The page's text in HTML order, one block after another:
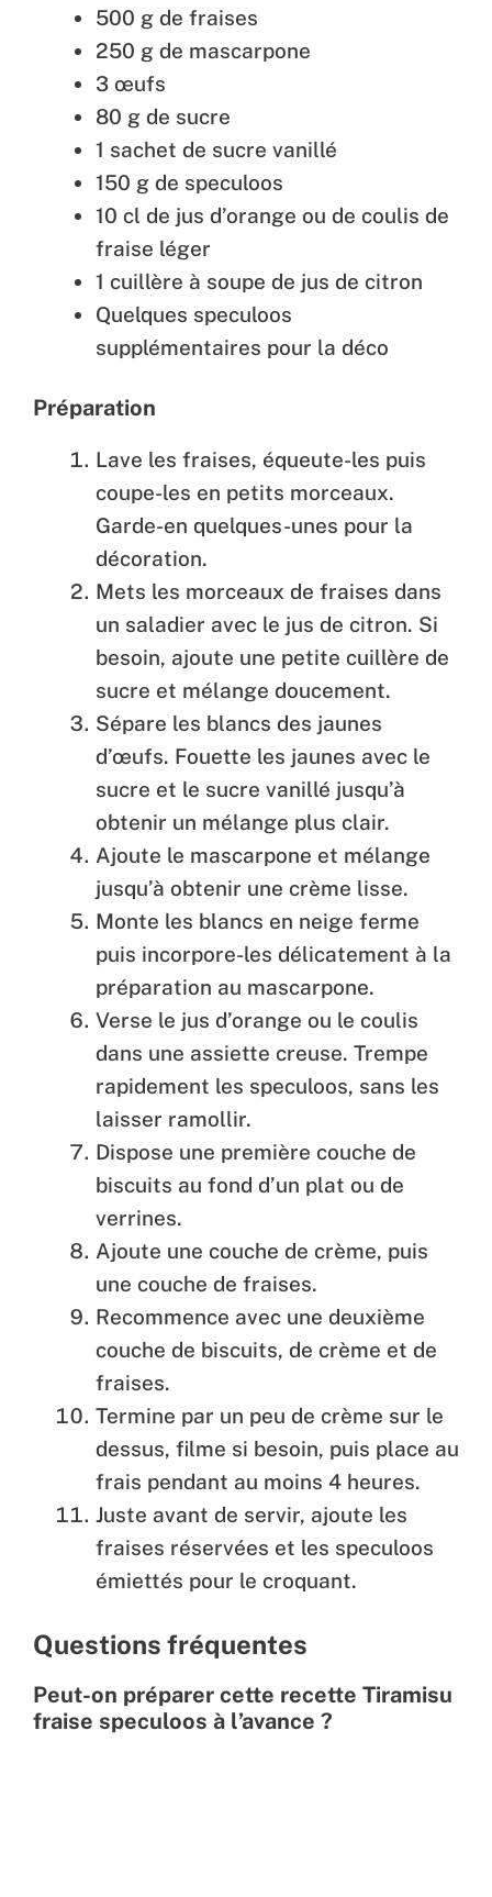
500 g de fraises
250 g de mascarpone
3 œufs
80 g de sucre
1 sachet de sucre vanillé
150 g de speculoos
10 cl de jus d’orange ou de coulis de
fraise léger
1 cuillère à soupe de jus de citron
Quelques speculoos
supplémentaires pour la déco
Préparation
Lave les fraises, équeute-les puis
coupe-les en petits morceaux.
Garde-en quelques-unes pour la
décoration.
Mets les morceaux de fraises dans
un saladier avec le jus de citron. Si
besoin, ajoute une petite cuillère de
sucre et mélange doucement.
Sépare les blancs des jaunes
d’œufs. Fouette les jaunes avec le
sucre et le sucre vanillé jusqu’à
obtenir un mélange plus clair.
Ajoute le mascarpone et mélange
jusqu’à obtenir une crème lisse.
Monte les blancs en neige ferme
puis incorpore-les délicatement à la
préparation au mascarpone.
Verse le jus d’orange ou le coulis
dans une assiette creuse. Trempe
rapidement les speculoos, sans les
laisser ramollir.
Dispose une première couche de
biscuits au fond d’un plat ou de
verrines.
Ajoute une couche de crème, puis
une couche de fraises.
Recommence avec une deuxième
couche de biscuits, de crème et de
fraises.
Termine par un peu de crème sur le
dessus, filme si besoin, puis place au
frais pendant au moins 4 heures.
Juste avant de servir, ajoute les
fraises réservées et les speculoos
émiettés pour le croquant.
Questions fréquentes
Peut-on préparer cette recette Tiramisu
fraise speculoos à l’avance ?